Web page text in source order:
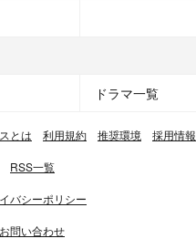
ドラマ一覧
とは 利用規約 推奨環境 採用情報
RSS一覧
バシーポリシー
問い合わせ